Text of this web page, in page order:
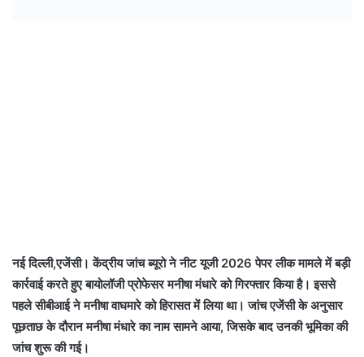
नई दिल्ली,एजेंसी। केंद्रीय जांच ब्यूरो ने नीट यूजी 2026 पेपर लीक मामले में बड़ी
कार्रवाई करते हुए बायोलॉजी प्रोफेसर मनीषा मंधारे को गिरफ्तार किया है। इससे
पहले सीबीआई ने मनीषा वाघमारे को हिरासत में लिया था। जांच एजेंसी के अनुसार
पूछताछ के दौरान मनीषा मंधारे का नाम सामने आया, जिसके बाद उनकी भूमिका की
जांच शुरू की गई।